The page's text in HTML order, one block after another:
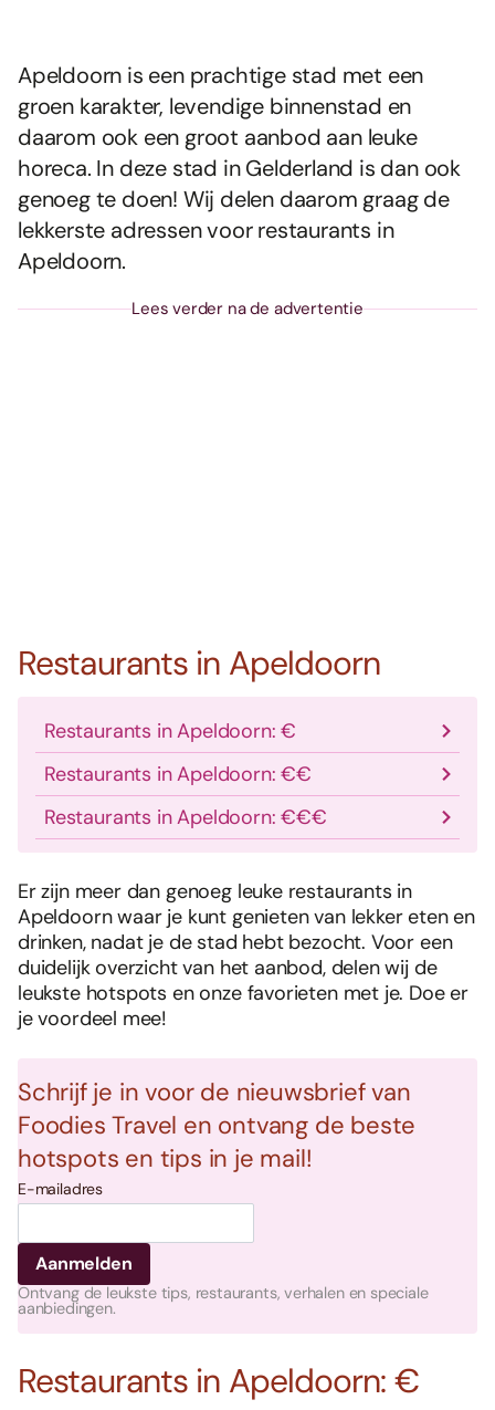
Apeldoorn is een prachtige stad met een
groen karakter, levendige binnenstad en
daarom ook een groot aanbod aan leuke
horeca. In deze stad in Gelderland is dan ook
genoeg te doen! Wij delen daarom graag de
lekkerste adressen voor restaurants in
Apeldoorn.
Lees verder na de advertentie
Restaurants in Apeldoorn
Restaurants in Apeldoorn: €
Restaurants in Apeldoorn: €€
Restaurants in Apeldoorn: €€€
Er zijn meer dan genoeg leuke restaurants in
Apeldoorn waar je kunt genieten van lekker eten en
drinken, nadat je de stad hebt bezocht. Voor een
duidelijk overzicht van het aanbod, delen wij de
leukste hotspots en onze favorieten met je. Doe er
je voordeel mee!
Schrijf je in voor de nieuwsbrief van
Foodies Travel en ontvang de beste
hotspots en tips in je mail!
E-mailadres
Ontvang de leukste tips, restaurants, verhalen en speciale
aanbiedingen.
Restaurants in Apeldoorn: €